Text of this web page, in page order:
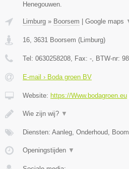
Henegouwen.
Limburg » Boorsem Google maps
16, 3631 Boorsem (Limburg)
Tel: 0630258208, Fax: -, BTW-nr:
E-mail › Boda groen BV
Website: https://Www.bodagroen.eu
Wie zijn wij? ▼
Diensten: Aanleg, Onderhoud,
Openingstijden ▼